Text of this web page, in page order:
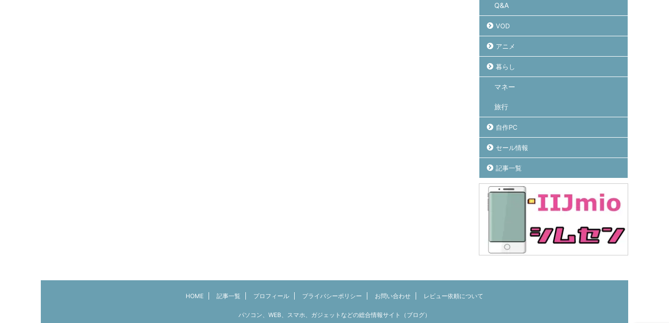
Q&A
VOD
アニメ
暮らし
マネー
旅行
自作PC
セール情報
記事一覧
HOME 記事一覧 プロフィール プライバシーポリシー お問い合わせ レビュー依頼について
パソコン、WEB、スマホ、ガジェットなどの総合情報サイト（ブログ）